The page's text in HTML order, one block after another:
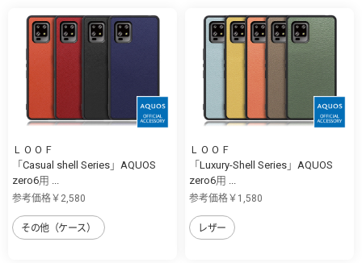
ＬＯＯＦ
「Casual shell Series」AQUOS
zero6用 ...
参考価格￥2,580
その他（ケース）
ＬＯＯＦ
「Luxury-Shell Series」AQUOS
zero6用 ...
参考価格￥1,580
レザー